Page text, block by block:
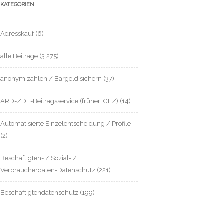
KATEGORIEN
Adresskauf(6)
alle Beiträge (3.275)
anonym zahlen / Bargeld sichern (37)
ARD-ZDF-Beitragsservice (früher: GEZ) (14)
Automatisierte Einzelentscheidung / Profile
(2)
Beschäftigten- / Sozial- /
Verbraucherdaten-Datenschutz (221)
Beschäftigtendatenschutz (199)